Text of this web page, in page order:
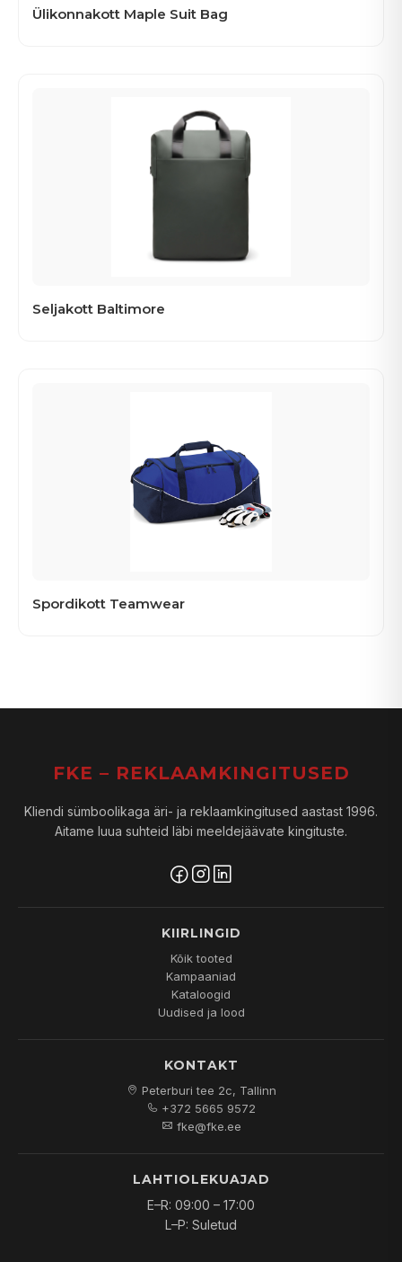
Ülikonnakott Maple Suit Bag
Seljakott Baltimore
Spordikott Teamwear
FKE – REKLAAMKINGITUSED
Kliendi sümboolikaga äri- ja reklaamkingitused aastast 1996.
Aitame luua suhteid läbi meeldejäävate kingituste.
KIIRLINGID
Kõik tooted
Kampaaniad
Kataloogid
Uudised ja lood
KONTAKT
Peterburi tee 2c, Tallinn
+372 5665 9572
fke@fke.ee
LAHTIOLEKUAJAD
E–R: 09:00 – 17:00
L–P: Suletud